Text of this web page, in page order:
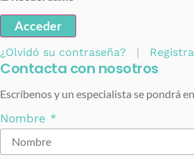
Acceder
¿Olvidó su contraseña? |
Contacta con nosotros
Escríbenos y un especialista se pondrá
Nombre *